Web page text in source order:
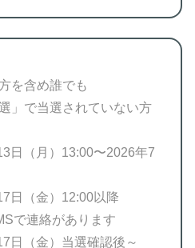
を含め誰でも
」で当選されていない方
日（月）13:00〜2026年7
日（金）12:00以降
で連絡があります
日（金）当選確認後～